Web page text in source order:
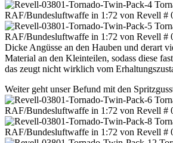
Dicke Angüsse an den Hauben und derart
Material an den Kleinteilen, sodass diese
das zeugt nicht wirklich vom
Weiter geht unser Befund mit den